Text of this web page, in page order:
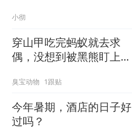
小彻
穿山甲吃完蚂蚁就去求
偶，没想到被黑熊盯上
臭宝动物 1跟贴
今年暑期，酒店的日子好
过吗？